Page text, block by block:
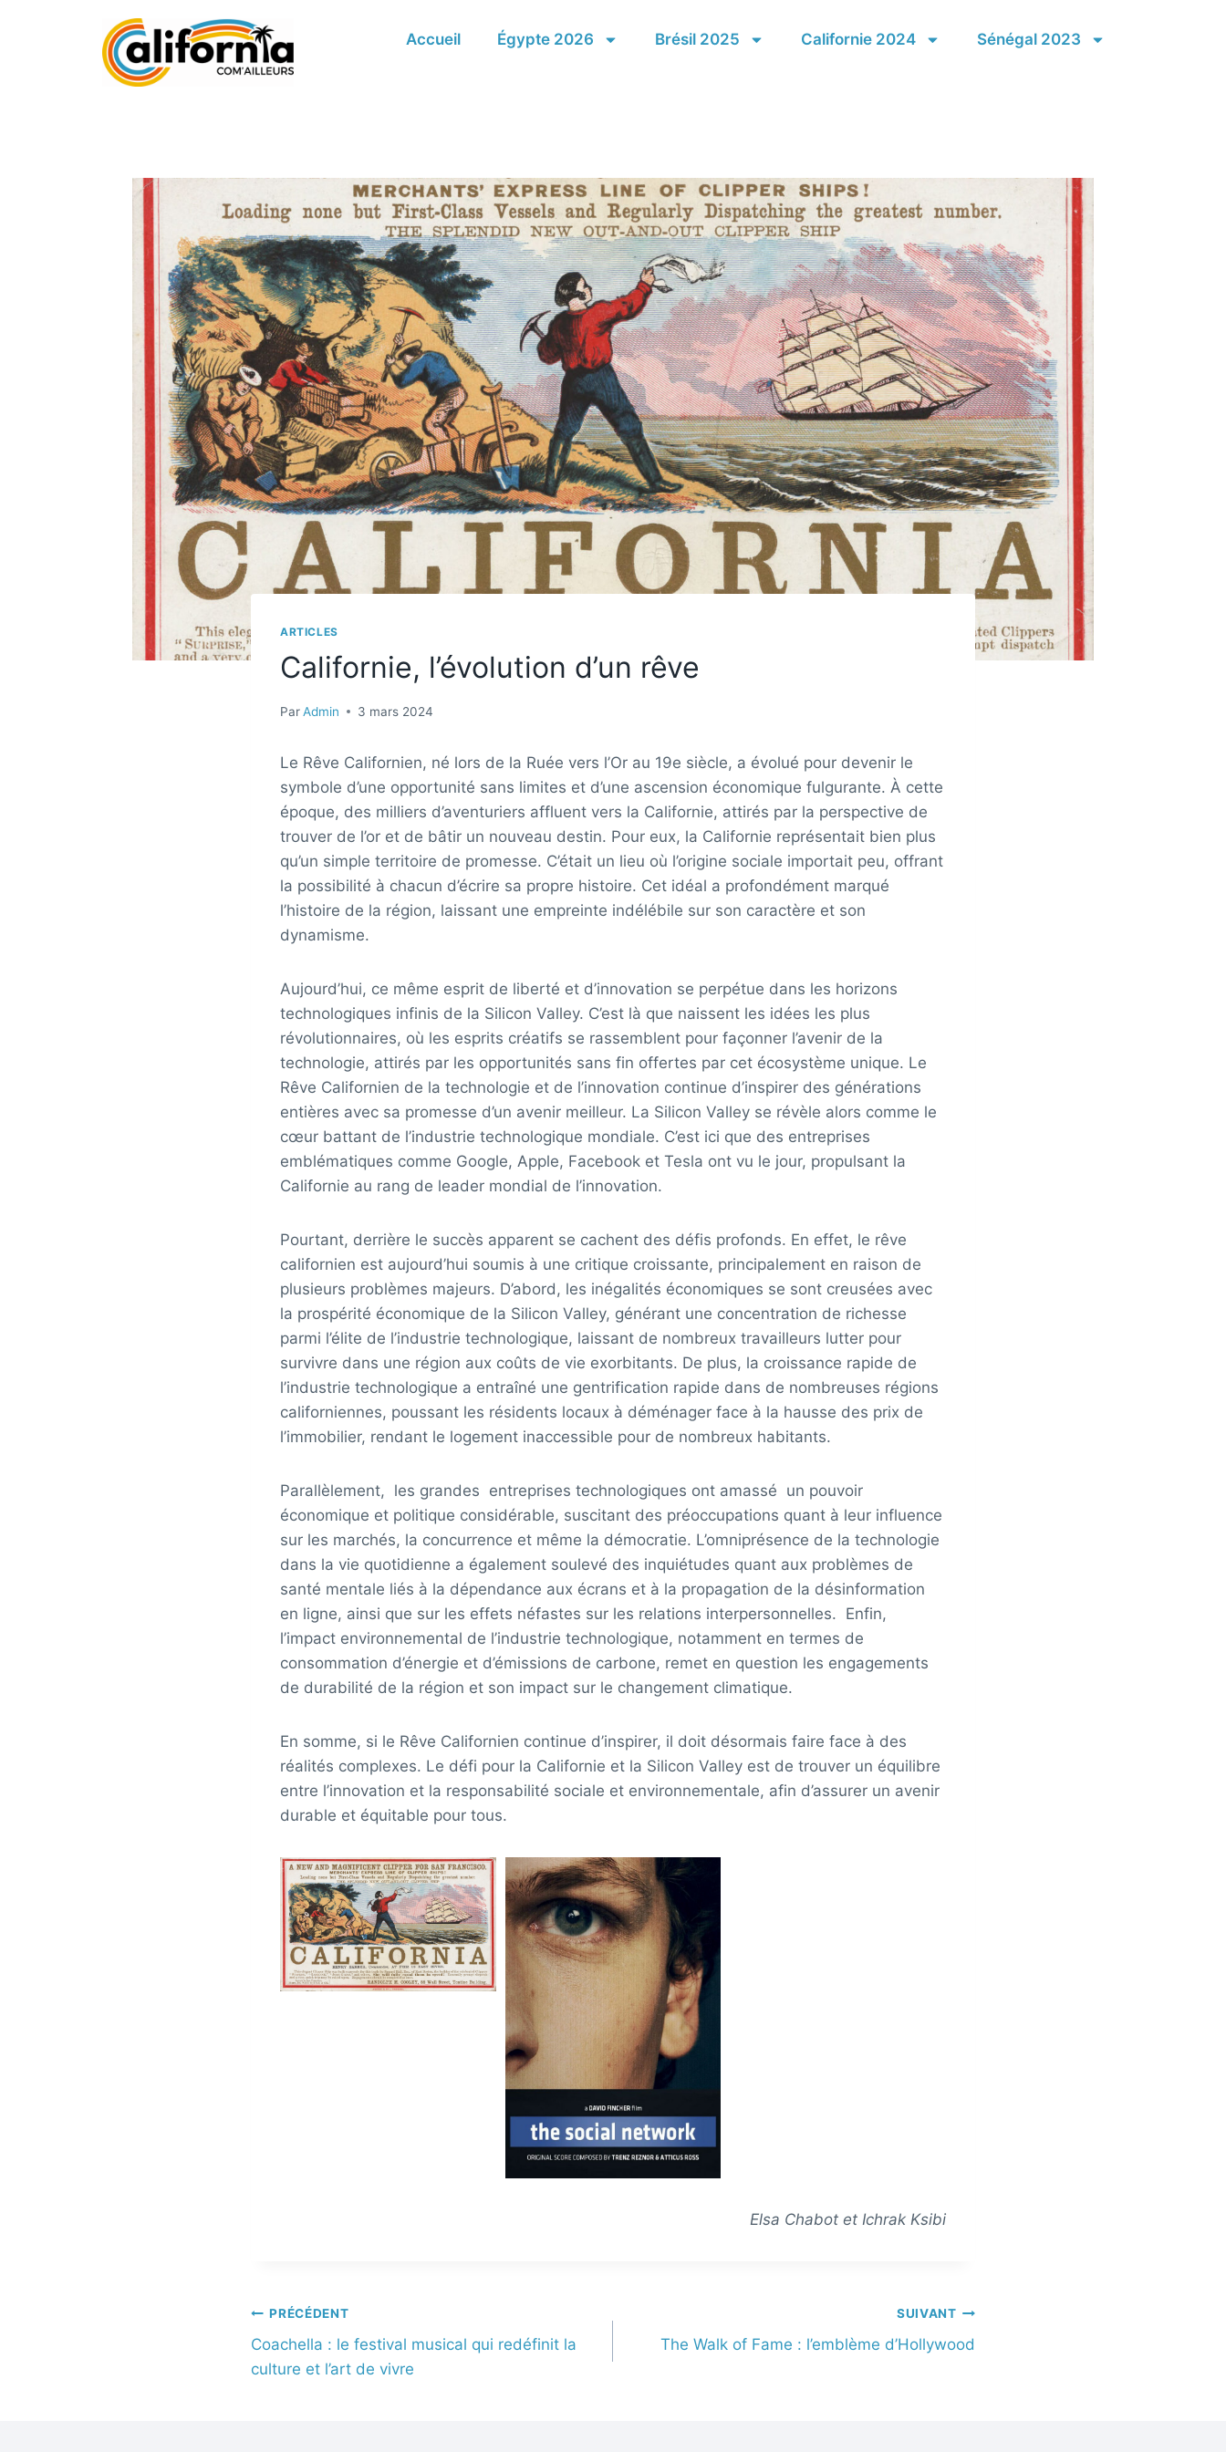
Accueil Égypte 2026 Brésil 2025 Californie 2024 Sénégal 2023
ARTICLES
Californie, l’évolution d’un rêve
ParAdmin 3 mars 2024
Le Rêve Californien, né lors de la Ruée vers l’Or au 19e siècle, a évolué pour devenir le
symbole d’une opportunité sans limites et d’une ascension économique fulgurante. À cette
époque, des milliers d’aventuriers affluent vers la Californie, attirés par la perspective de
trouver de l’or et de bâtir un nouveau destin. Pour eux, la Californie représentait bien plus
qu’un simple territoire de promesse. C’était un lieu où l’origine sociale importait peu, offrant
la possibilité à chacun d’écrire sa propre histoire. Cet idéal a profondément marqué
l’histoire de la région, laissant une empreinte indélébile sur son caractère et son
dynamisme.
Aujourd’hui, ce même esprit de liberté et d’innovation se perpétue dans les horizons
technologiques infinis de la Silicon Valley. C’est là que naissent les idées les plus
révolutionnaires, où les esprits créatifs se rassemblent pour façonner l’avenir de la
technologie, attirés par les opportunités sans fin offertes par cet écosystème unique. Le
Rêve Californien de la technologie et de l’innovation continue d’inspirer des générations
entières avec sa promesse d’un avenir meilleur. La Silicon Valley se révèle alors comme le
cœur battant de l’industrie technologique mondiale. C’est ici que des entreprises
emblématiques comme Google, Apple, Facebook et Tesla ont vu le jour, propulsant la
Californie au rang de leader mondial de l’innovation.
Pourtant, derrière le succès apparent se cachent des défis profonds. En effet, le rêve
californien est aujourd’hui soumis à une critique croissante, principalement en raison de
plusieurs problèmes majeurs. D’abord, les inégalités économiques se sont creusées avec
la prospérité économique de la Silicon Valley, générant une concentration de richesse
parmi l’élite de l’industrie technologique, laissant de nombreux travailleurs lutter pour
survivre dans une région aux coûts de vie exorbitants. De plus, la croissance rapide de
l’industrie technologique a entraîné une gentrification rapide dans de nombreuses régions
californiennes, poussant les résidents locaux à déménager face à la hausse des prix de
l’immobilier, rendant le logement inaccessible pour de nombreux habitants.
Parallèlement, les grandes entreprises technologiques ont amassé un pouvoir
économique et politique considérable, suscitant des préoccupations quant à leur influence
sur les marchés, la concurrence et même la démocratie. L’omniprésence de la technologie
dans la vie quotidienne a également soulevé des inquiétudes quant aux problèmes de
santé mentale liés à la dépendance aux écrans et à la propagation de la désinformation
en ligne, ainsi que sur les effets néfastes sur les relations interpersonnelles. Enfin,
l’impact environnemental de l’industrie technologique, notamment en termes de
consommation d’énergie et d’émissions de carbone, remet en question les engagements
de durabilité de la région et son impact sur le changement climatique.
En somme, si le Rêve Californien continue d’inspirer, il doit désormais faire face à des
réalités complexes. Le défi pour la Californie et la Silicon Valley est de trouver un équilibre
entre l’innovation et la responsabilité sociale et environnementale, afin d’assurer un avenir
durable et équitable pour tous.
Elsa Chabot et Ichrak Ksibi
PRÉCÉDENT
Coachella : le festival musical qui redéfinit la
culture et l’art de vivre
SUIVANT
The Walk of Fame : l’emblème d’Hollywood